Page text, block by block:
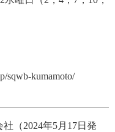
sqwb-kumamoto/
（2024年5月17日発